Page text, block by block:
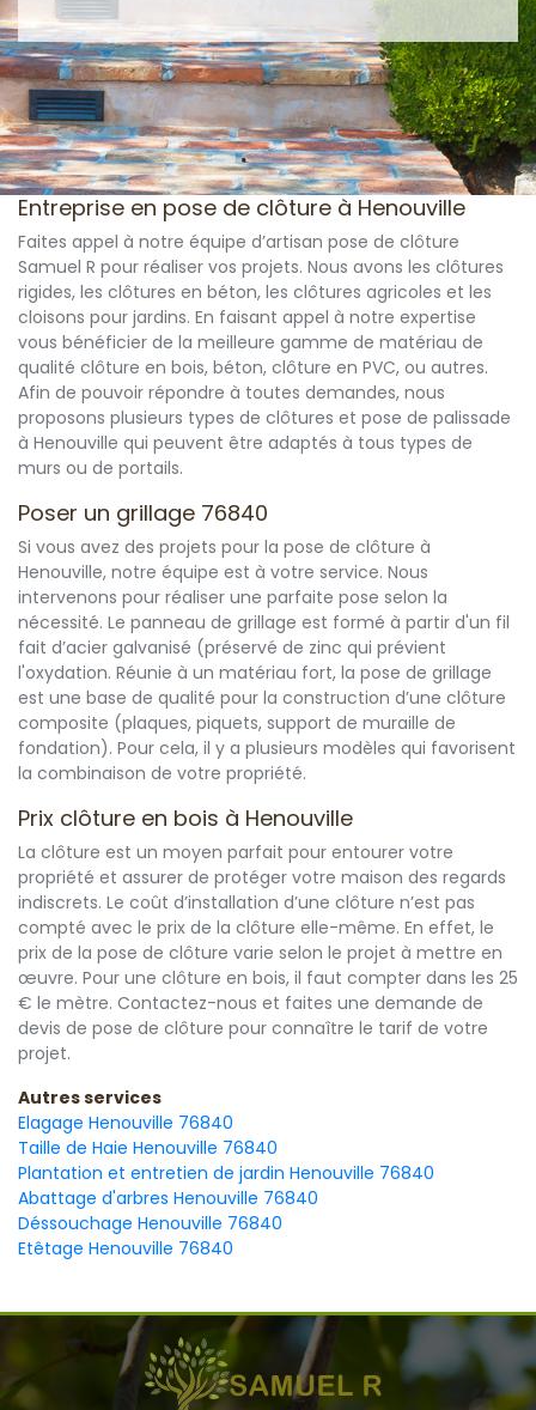
Entreprise en pose de clôture à Henouville
Faites appel à notre équipe d’artisan pose de clôture
Samuel R pour réaliser vos projets. Nous avons les clôtures
rigides, les clôtures en béton, les clôtures agricoles et les
cloisons pour jardins. En faisant appel à notre expertise
vous bénéficier de la meilleure gamme de matériau de
qualité clôture en bois, béton, clôture en PVC, ou autres.
Afin de pouvoir répondre à toutes demandes, nous
proposons plusieurs types de clôtures et pose de palissade
à Henouville qui peuvent être adaptés à tous types de
murs ou de portails.
Poser un grillage 76840
Si vous avez des projets pour la pose de clôture à
Henouville, notre équipe est à votre service. Nous
intervenons pour réaliser une parfaite pose selon la
nécessité. Le panneau de grillage est formé à partir d'un fil
fait d’acier galvanisé (préservé de zinc qui prévient
l'oxydation. Réunie à un matériau fort, la pose de grillage
est une base de qualité pour la construction d’une clôture
composite (plaques, piquets, support de muraille de
fondation). Pour cela, il y a plusieurs modèles qui favorisent
la combinaison de votre propriété.
Prix clôture en bois à Henouville
La clôture est un moyen parfait pour entourer votre
propriété et assurer de protéger votre maison des regards
indiscrets. Le coût d’installation d’une clôture n’est pas
compté avec le prix de la clôture elle-même. En effet, le
prix de la pose de clôture varie selon le projet à mettre en
œuvre. Pour une clôture en bois, il faut compter dans les 25
€ le mètre. Contactez-nous et faites une demande de
devis de pose de clôture pour connaître le tarif de votre
projet.
Autres services
Elagage Henouville 76840
Taille de Haie Henouville 76840
Plantation et entretien de jardin Henouville 76840
Abattage d'arbres Henouville 76840
Déssouchage Henouville 76840
Etêtage Henouville 76840